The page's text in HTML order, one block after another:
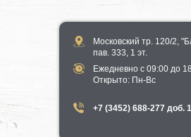
Московский тр. 120/2,
пав. 333, 1 эт.
Ежедневно с 09:00 до
​Открыто​: Пн-Вс
+7 (3452) 688-277 доб. 1